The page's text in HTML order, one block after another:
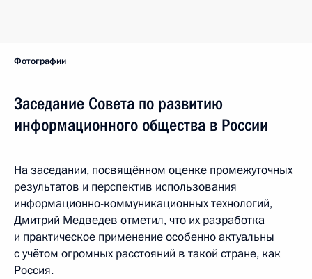
Фотографии
Заседание Совета по развитию
информационного общества в России
На заседании, посвящённом оценке промежуточных
результатов и перспектив использования
информационно-коммуникационных технологий,
Дмитрий Медведев отметил, что их разработка
и практическое применение особенно актуальны
с учётом огромных расстояний в такой стране, как
Россия.